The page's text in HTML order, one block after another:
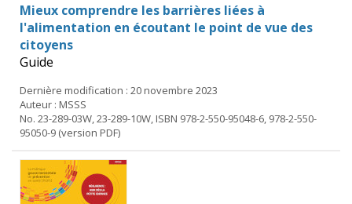
Mieux comprendre les barrières liées à
l'alimentation en écoutant le point de vue des
citoyens
Guide
Dernière modification : 20 novembre 2023
Auteur : MSSS
No. 23-289-03W, 23-289-10W, ISBN 978-2-550-95048-6, 978-2-550-
95050-9 (version PDF)